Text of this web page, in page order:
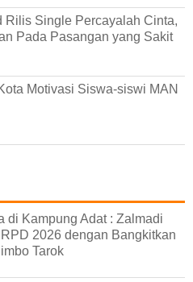
Rilis Single Percayalah Cinta,
Pada Pasangan yang Sakit
Motivasi Siswa-siswi MAN
di Kampung Adat : Zalmadi
2026 dengan Bangkitkan
Tarok